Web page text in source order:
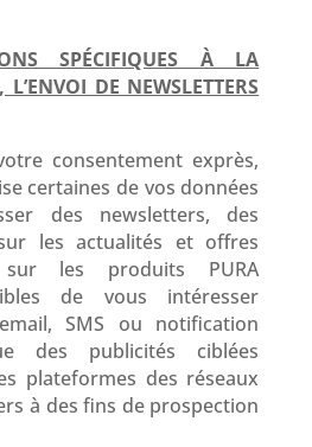
SPÉCIFIQUES À LA
L’ENVOI DE NEWSLETTERS
consentement exprès,
certaines de vos données
des newsletters, des
les actualités et offres
sur les produits PURA
de vous intéresser
SMS ou notification
des publicités ciblées
plateformes des réseaux
à des fins de prospection